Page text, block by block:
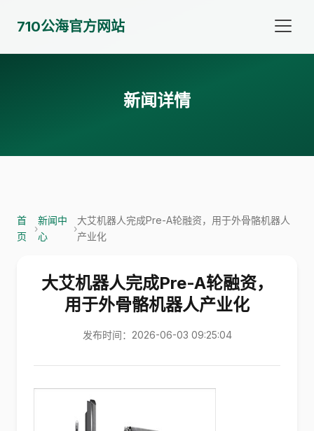
710公海官方网站
新闻详情
首
页
›
新闻中
心
›
大艾机器人完成Pre-A轮融资，用于外骨骼机器人
产业化
大艾机器人完成Pre-A轮融资，
用于外骨骼机器人产业化
发布时间：2026-06-03 09:25:04